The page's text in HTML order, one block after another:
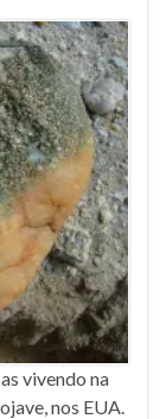
vivendo na
nos EUA.